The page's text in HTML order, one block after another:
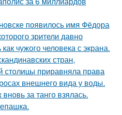
появилось имя Фёдора
зрители давно
чужого человека с экрана.
стран,
столицы приравняла права
внешнего вида у воды.
за танго взялась.